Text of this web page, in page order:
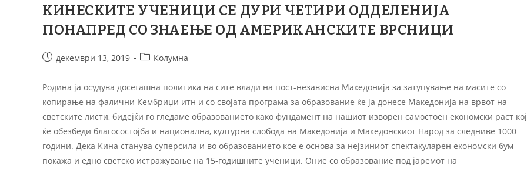
КИНЕСКИТЕ УЧЕНИЦИ СЕ ДУРИ ЧЕТИРИ ОДДЕЛЕНИЈА
ПОНАПРЕД СО ЗНАЕЊЕ ОД АМЕРИКАНСКИТЕ ВРСНИЦИ
декември 13, 2019 Колумна
Родина ја осудува досегашна политика на сите влади на пост-независна Македонија за затупување на масите со
копирање на фалични Кембриџи итн и со својата програма за образование ќе ја донесе Македонија на врвот на
светските листи, бидејќи го гледаме образованието како фундамент на нашиот изворен самостоен економски раст кој
ќе обезбеди благосостојба и национална, културна слобода на Македонија и Македонскиот Народ за следниве 1000
години. Дека Кина станува суперсила и во образованието кое е основа за нејзиниот спектакуларен економски бум
покажа и едно светско истражување на 15-годишните ученици. Оние со образование под јаремот на